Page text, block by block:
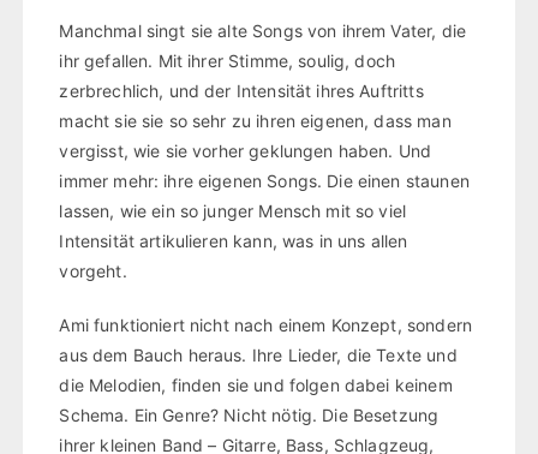
Manchmal singt sie alte Songs von ihrem Vater, die
ihr gefallen. Mit ihrer Stimme, soulig, doch
zerbrechlich, und der Intensität ihres Auftritts
macht sie sie so sehr zu ihren eigenen, dass man
vergisst, wie sie vorher geklungen haben. Und
immer mehr: ihre eigenen Songs. Die einen staunen
lassen, wie ein so junger Mensch mit so viel
Intensität artikulieren kann, was in uns allen
vorgeht.
Ami funktioniert nicht nach einem Konzept, sondern
aus dem Bauch heraus. Ihre Lieder, die Texte und
die Melodien, finden sie und folgen dabei keinem
Schema. Ein Genre? Nicht nötig. Die Besetzung
ihrer kleinen Band – Gitarre, Bass, Schlagzeug,